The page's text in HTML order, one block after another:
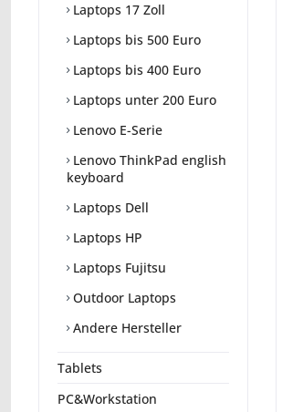
Laptops 17 Zoll
Laptops bis 500 Euro
Laptops bis 400 Euro
Laptops unter 200 Euro
Lenovo E-Serie
Lenovo ThinkPad english
keyboard
Laptops Dell
Laptops HP
Laptops Fujitsu
Outdoor Laptops
Andere Hersteller
Tablets
PC&Workstation